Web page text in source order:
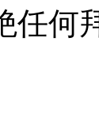
任何